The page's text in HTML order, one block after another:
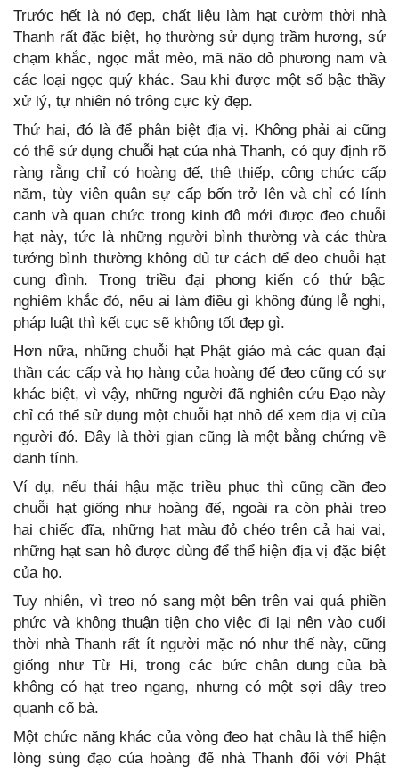
Trước hết là nó đẹp, chất liệu làm hạt cườm thời nhà
Thanh rất đặc biệt, họ thường sử dụng trầm hương, sứ
chạm khắc, ngọc mắt mèo, mã não đỏ phương nam và
các loại ngọc quý khác. Sau khi được một số bậc thầy
xử lý, tự nhiên nó trông cực kỳ đẹp.
Thứ hai, đó là để phân biệt địa vị. Không phải ai cũng
có thể sử dụng chuỗi hạt của nhà Thanh, có quy định rõ
ràng rằng chỉ có hoàng đế, thê thiếp, công chức cấp
năm, tùy viên quân sự cấp bốn trở lên và chỉ có lính
canh và quan chức trong kinh đô mới được đeo chuỗi
hạt này, tức là những người bình thường và các thừa
tướng bình thường không đủ tư cách để đeo chuỗi hạt
cung đình. Trong triều đại phong kiến có thứ bậc
nghiêm khắc đó, nếu ai làm điều gì không đúng lễ nghi,
pháp luật thì kết cục sẽ không tốt đẹp gì.
Hơn nữa, những chuỗi hạt Phật giáo mà các quan đại
thần các cấp và họ hàng của hoàng đế đeo cũng có sự
khác biệt, vì vậy, những người đã nghiên cứu Đạo này
chỉ có thể sử dụng một chuỗi hạt nhỏ để xem địa vị của
người đó. Đây là thời gian cũng là một bằng chứng về
danh tính.
Ví dụ, nếu thái hậu mặc triều phục thì cũng cần đeo
chuỗi hạt giống như hoàng đế, ngoài ra còn phải treo
hai chiếc đĩa, những hạt màu đỏ chéo trên cả hai vai,
những hạt san hô được dùng để thể hiện địa vị đặc biệt
của họ.
Tuy nhiên, vì treo nó sang một bên trên vai quá phiền
phức và không thuận tiện cho việc đi lại nên vào cuối
thời nhà Thanh rất ít người mặc nó như thế này, cũng
giống như Từ Hi, trong các bức chân dung của bà
không có hạt treo ngang, nhưng có một sợi dây treo
quanh cổ bà.
Một chức năng khác của vòng đeo hạt châu là thể hiện
lòng sùng đạo của hoàng đế nhà Thanh đối với Phật